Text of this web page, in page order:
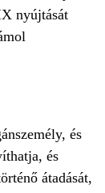
nyújtását
és
és
átadását,